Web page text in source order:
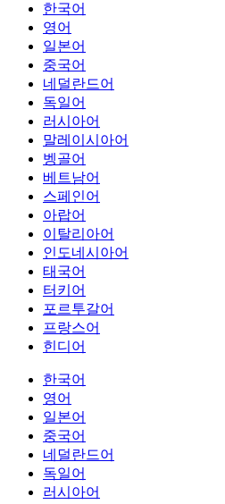
한국어
영어
일본어
중국어
네덜란드어
독일어
러시아어
말레이시아어
벵골어
베트남어
스페인어
아랍어
이탈리아어
인도네시아어
태국어
터키어
포르투갈어
프랑스어
힌디어
한국어
영어
일본어
중국어
네덜란드어
독일어
러시아어